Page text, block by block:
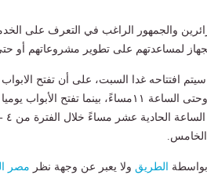
والجمهور الراغب في التعرف على
لمساعدتهم على تطوير مشروعاتهم أو
افتتاحه غدا السبت، على أن تفتح الابواب
اعتبارا من غدا الساعة ٣ الثالثة عصرا وحتى الساعة ١١مساءً،
الخامس.
الطريق ولا يعبر عن وجهة نظر مصر